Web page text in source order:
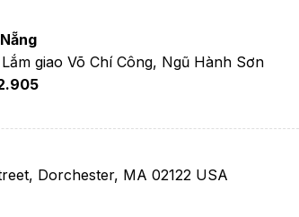
giao Võ Chí Công, Ngũ Hành Sơn
Dorchester, MA 02122 USA